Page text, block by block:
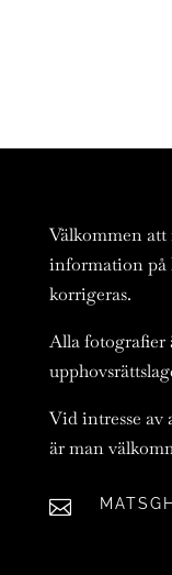
Välkommen
information på
korrigeras.
Alla fotografier
Vid intresse av
är man
